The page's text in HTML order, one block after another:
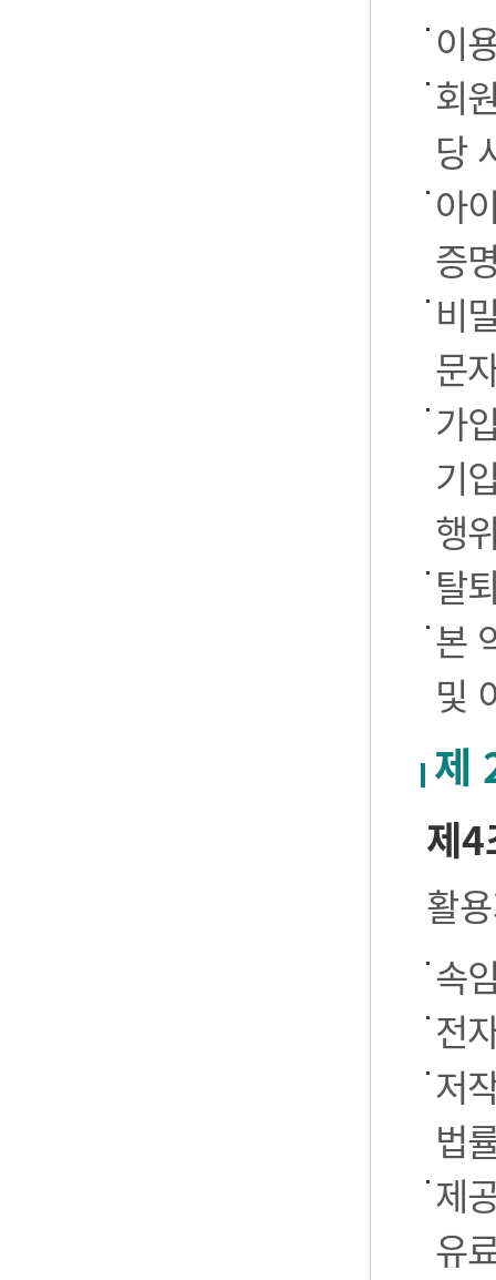
이
회
당
아
증
비
문
가
기
행
탈
본
및
제
제4
활
속
전
저
법
제
유